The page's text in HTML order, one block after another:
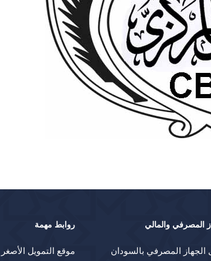
المصرفي والمالي
الجهاز المصرفي بالسودان
روابط مهمة
موقع التمويل الأصغر